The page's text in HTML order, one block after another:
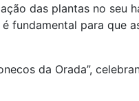
das plantas no seu
fundamental para que
da Orada”,